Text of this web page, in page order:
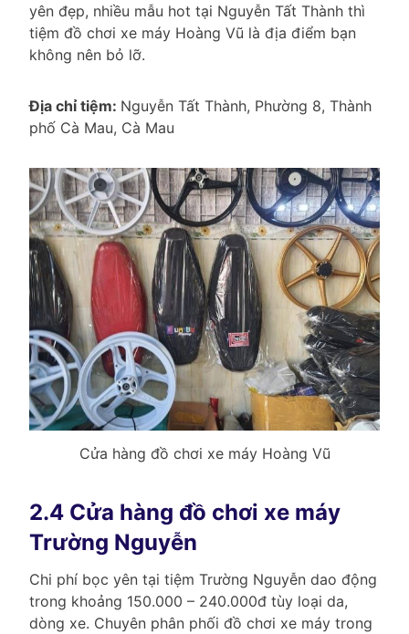
yên đẹp, nhiều mẫu hot tại Nguyễn Tất Thành thì
tiệm đồ chơi xe máy Hoàng Vũ là địa điểm bạn
không nên bỏ lỡ.
Địa chỉ tiệm: Nguyễn Tất Thành, Phường 8, Thành
phố Cà Mau, Cà Mau
Cửa hàng đồ chơi xe máy Hoàng Vũ
2.4 Cửa hàng đồ chơi xe máy
Trường Nguyễn
Chi phí bọc yên tại tiệm Trường Nguyễn dao động
trong khoảng 150.000 – 240.000đ tùy loại da,
dòng xe. Chuyên phân phối đồ chơi xe máy trong